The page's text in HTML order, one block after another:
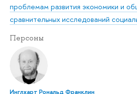
проблемам развития экономики и
сравнительных исследований
Персоны
Инглхарт Рональд Франклин